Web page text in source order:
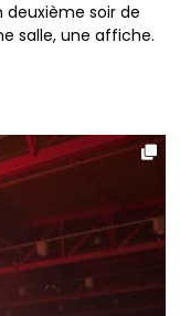
soir de
salle, une affiche.